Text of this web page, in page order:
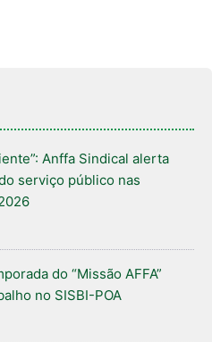
Anffa Sindical alerta
serviço público nas
do “Missão AFFA”
no SISBI-POA